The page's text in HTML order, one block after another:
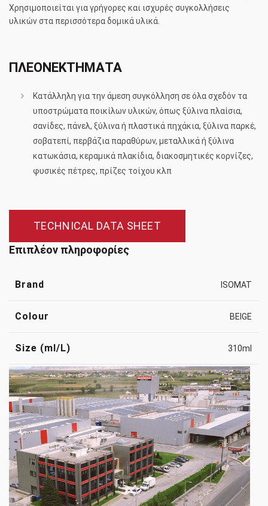
Χρησιμοποιείται για γρήγορες και ισχυρές συγκολλήσεις
υλικών στα περισσότερα δομικά υλικά.
ΠΛΕΟΝΕΚΤΗΜΑΤΑ
Kατάλληλη για την άμεση συγκόλληση σε όλα σχεδόν τα
υποστρώματα ποικίλων υλικών, όπως ξύλινα πλαίσια,
σανίδες, πάνελ, ξύλινα ή πλαστικά πηχάκια, ξύλινα παρκέ,
σοβατεπί, περβάζια παραθύρων, μεταλλικά ή ξύλινα
κατωκάσια, κεραμικά πλακίδια, διακοσμητικές κορνίζες,
φυσικές πέτρες, πρίζες τοίχου κλπ
TECHNICAL DATA SHEET
Επιπλέον πληροφορίες
Brand ISOMAT
Colour BEIGE
Size (ml/L) 310ml